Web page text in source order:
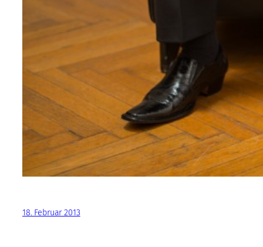
18. Februar 2013